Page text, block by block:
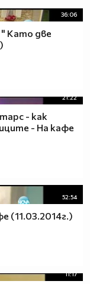
36:06
" Като две
21:22
- как
- На кафе
52:54
(11.03.2014г.)
11:17